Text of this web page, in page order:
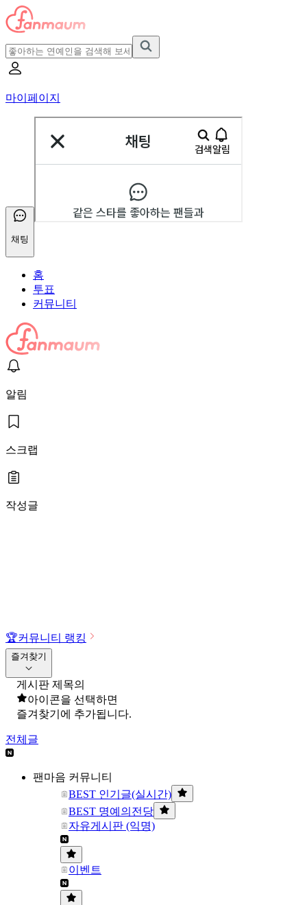
마이페이지
채팅
홈
투표
커뮤니티
알림
스크랩
작성글
🏆커뮤니티 랭킹
즐겨찾기
게시판 제목의
아이콘을 선택하면
즐겨찾기에 추가됩니다.
전체글
팬마음 커뮤니티
BEST 인기글(실시간)
BEST 명예의전당
자유게시판 (익명)
이벤트